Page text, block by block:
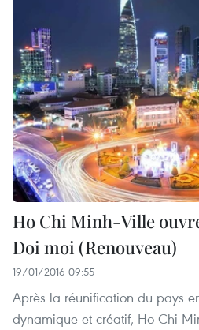
Ho Chi Minh-Ville
Doi moi (Renouveau)
19/01/2016 09:55
Après la réunification du pays
dynamique et créatif, Ho Chi